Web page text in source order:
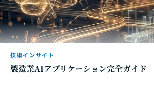
技術インサイト
製造業AIアプリケーション完全ガイド